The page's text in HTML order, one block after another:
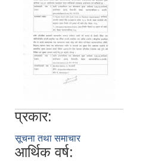
प्रकार:
सूचना तथा समाचार
आर्थिक वर्ष: